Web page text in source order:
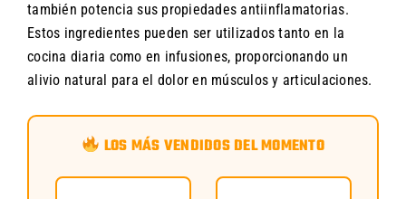
también potencia sus propiedades antiinflamatorias.
Estos ingredientes pueden ser utilizados tanto en la
cocina diaria como en infusiones, proporcionando un
alivio natural para el dolor en músculos y articulaciones.
LOS MÁS VENDIDOS DEL MOMENTO